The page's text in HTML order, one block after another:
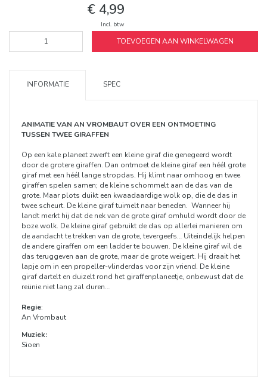
€ 4,99
Incl. btw
TOEVOEGEN AAN WINKELWAGEN
INFORMATIE SPEC
ANIMATIE VAN AN VROMBAUT OVER EEN ONTMOETING
TUSSEN TWEE GIRAFFEN
Op een kale planeet zwerft een kleine giraf die genegeerd wordt
door de grotere giraffen. Dan ontmoet de kleine giraf een héél grote
giraf met een héél lange stropdas. Hij klimt naar omhoog en twee
giraffen spelen samen; de kleine schommelt aan de das van de
grote. Maar plots duikt een kwaadaardige wolk op, die de das in
twee scheurt. De kleine giraf tuimelt naar beneden. Wanneer hij
landt merkt hij dat de nek van de grote giraf omhuld wordt door de
boze wolk. De kleine giraf gebruikt de das op allerlei manieren om
de aandacht te trekken van de grote, tevergeefs… Uiteindelijk helpen
de andere giraffen om een ladder te bouwen. De kleine giraf wil de
das teruggeven aan de grote, maar de grote weigert. Hij draait het
lapje om in een propeller-vlinderdas voor zijn vriend. De kleine
giraf dartelt en duizelt rond het giraffenplaneetje, onbewust dat de
reünie niet lang zal duren…
Regie:
An Vrombaut
Muziek:
Sioen